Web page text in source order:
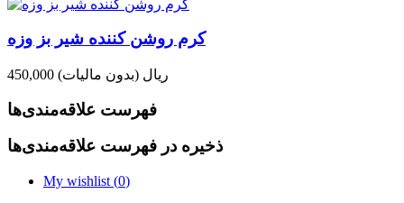
کرم روشن کننده شیر بز وزه
450,000 ریال (بدون مالیات)
فهرست علاقه‌مندی‌ها
ذخیره در فهرست علاقه‌مندی‌ها
My wishlist (0)